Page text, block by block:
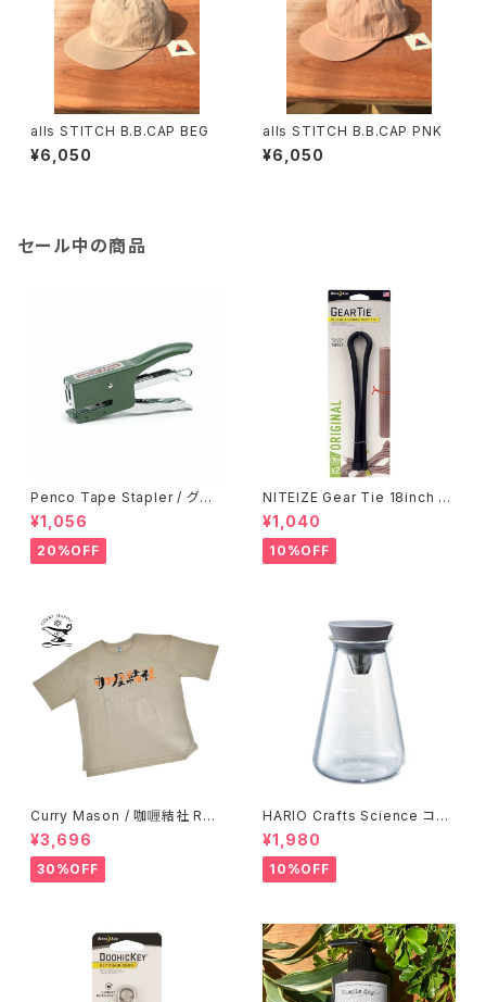
alls STITCH B.B.CAP BEG
¥6,050
alls STITCH B.B.CAP PNK
¥6,050
セール中の商品
Penco Tape Stapler / グリ
ーン
¥1,056
20%OFF
NITEIZE Gear Tie 18inch /
ブラック
¥1,040
10%OFF
Curry Mason / 咖喱結社 RET
RO T-Shirt
¥3,696
30%OFF
HARIO Crafts Science コニ
カルティーピッチャー 500ml
¥1,980
10%OFF